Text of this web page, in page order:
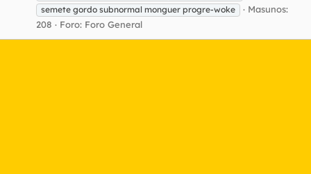
semete gordo subnormal monguer progre-woke
Masunos:
208
Foro: Foro General